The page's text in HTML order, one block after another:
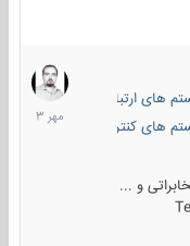
های ارتباطی و جمع آوری
های کنترل آتش و تجهیزات
و ...
1
مهر
1403